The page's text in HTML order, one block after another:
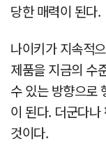
당한 매력이 된다.
나이키가 지속적
제품을 지금의 수
수 있는 방향으로
이 된다. 더군다
것이다.